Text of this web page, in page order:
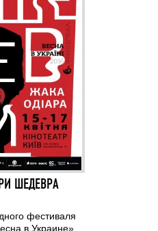
ШЕДЕВРА
фестиваля
в Украине»